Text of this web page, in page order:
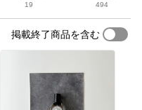
19 494
掲載終了商品を含む